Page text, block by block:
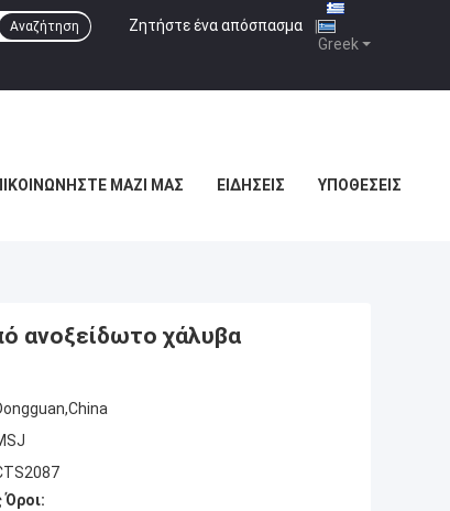
Greek
Ζητήστε ένα απόσπασμα |
Αναζήτηση
ΜΑΖΊ ΜΑΣ ΕΙΔΉΣΕΙΣ ΥΠΟΘΈΣΕΙΣ
ανοξείδωτο χάλυβα